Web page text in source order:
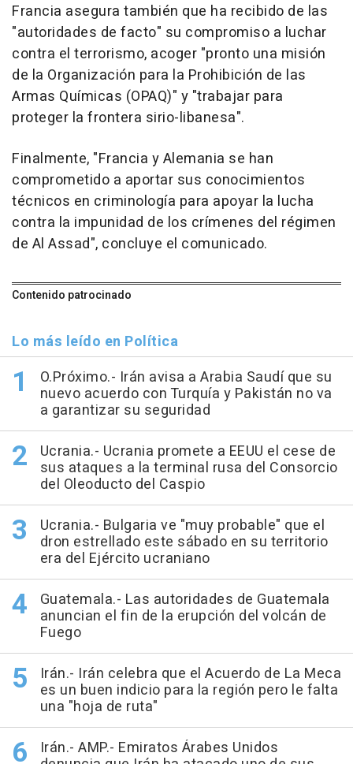
Francia asegura también que ha recibido de las
"autoridades de facto" su compromiso a luchar
contra el terrorismo, acoger "pronto una misión
de la Organización para la Prohibición de las
Armas Químicas (OPAQ)" y "trabajar para
proteger la frontera sirio-libanesa".
Finalmente, "Francia y Alemania se han
comprometido a aportar sus conocimientos
técnicos en criminología para apoyar la lucha
contra la impunidad de los crímenes del régimen
de Al Assad", concluye el comunicado.
Contenido patrocinado
Lo más leído en Política
O.Próximo.- Irán avisa a Arabia Saudí que su
nuevo acuerdo con Turquía y Pakistán no va
a garantizar su seguridad
Ucrania.- Ucrania promete a EEUU el cese de
sus ataques a la terminal rusa del Consorcio
del Oleoducto del Caspio
Ucrania.- Bulgaria ve "muy probable" que el
dron estrellado este sábado en su territorio
era del Ejército ucraniano
Guatemala.- Las autoridades de Guatemala
anuncian el fin de la erupción del volcán de
Fuego
Irán.- Irán celebra que el Acuerdo de La Meca
es un buen indicio para la región pero le falta
una "hoja de ruta"
Irán.- AMP.- Emiratos Árabes Unidos